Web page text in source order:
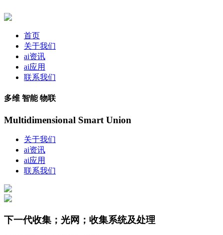
首页
关于我们
ai资讯
ai应用
联系我们
多维 智能 物联
Multidimensional Smart Union
关于我们
ai资讯
ai应用
联系我们
下一代收集；光网；收集系统及处理